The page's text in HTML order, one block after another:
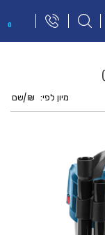
0
מיון לפי: ₪
|שם